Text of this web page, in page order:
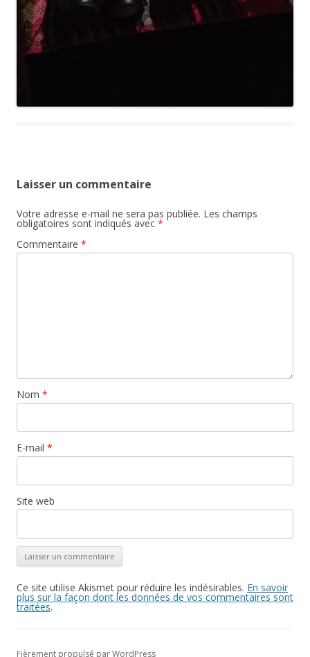
Laisser un commentaire
Votre adresse e-mail ne sera pas publiée. Les champs
obligatoires sont indiqués avec *
Commentaire *
Nom *
E-mail *
Site web
Ce site utilise Akismet pour réduire les indésirables. En savoir
plus sur la façon dont les données de vos commentaires sont
traitées.
Fièrement propulsé par WordPress